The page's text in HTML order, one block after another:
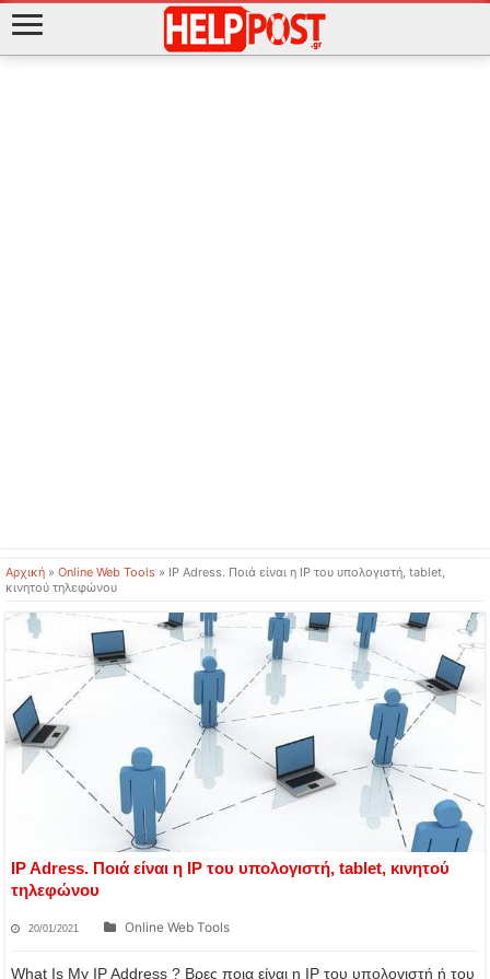
Αρχική » Online Web Tools » IP Adress. Ποιά είναι η IP του υπολογιστή, tablet,
κινητού τηλεφώνου
IP Adress. Ποιά είναι η IP του υπολογιστή, tablet, κινητού
τηλεφώνου
20/01/2021 Online Web Tools
What Is My IP Address ? Βρες ποια είναι η IP του υπολογιστή ή του